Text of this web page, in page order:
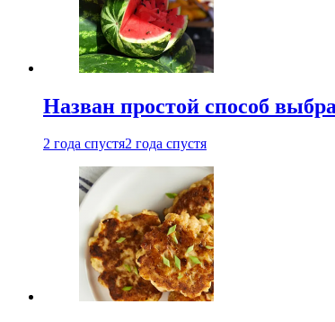
Назван простой способ
2 года спустя2 года спустя